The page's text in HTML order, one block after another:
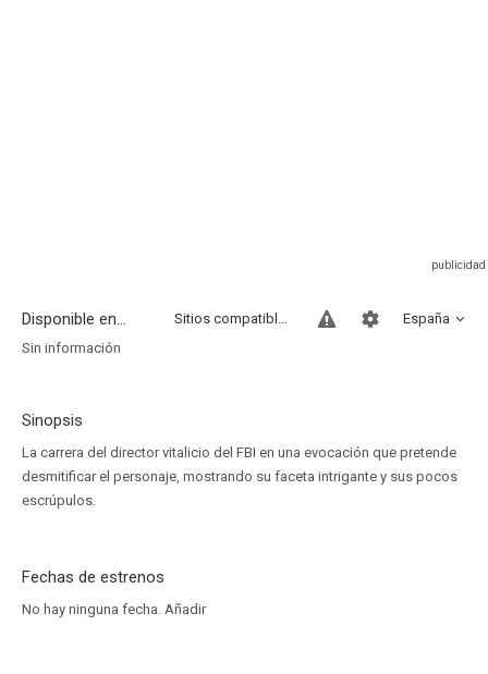
Disponible en... España
Sitios compatibles
Sin información
Sinopsis
La carrera del director vitalicio del FBI en una evocación que pretende
desmitificar el personaje, mostrando su faceta intrigante y sus pocos
escrúpulos.
Fechas de estrenos
No hay ninguna fecha. Añadir